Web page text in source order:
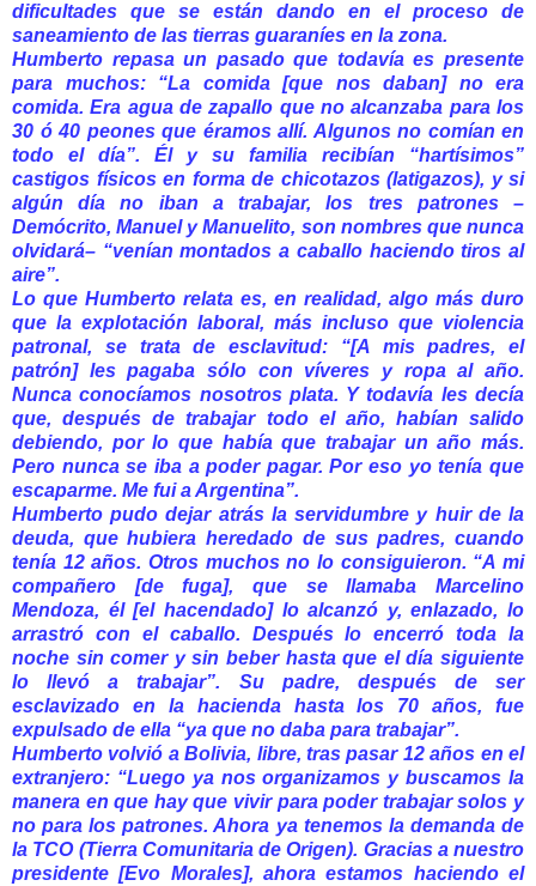
dificultades que se están dando en el proceso de
saneamiento de las tierras guaraníes en la zona.
Humberto repasa un pasado que todavía es presente
para muchos: “La comida [que nos daban] no era
comida. Era agua de zapallo que no alcanzaba para los
30 ó 40 peones que éramos allí. Algunos no comían en
todo el día”. Él y su familia recibían “hartísimos”
castigos físicos en forma de chicotazos (latigazos), y si
algún día no iban a trabajar, los tres patrones –
Demócrito, Manuel y Manuelito, son nombres que nunca
olvidará– “venían montados a caballo haciendo tiros al
aire”.
Lo que Humberto relata es, en realidad, algo más duro
que la explotación laboral, más incluso que violencia
patronal, se trata de esclavitud: “[A mis padres, el
patrón] les pagaba sólo con víveres y ropa al año.
Nunca conocíamos nosotros plata. Y todavía les decía
que, después de trabajar todo el año, habían salido
debiendo, por lo que había que trabajar un año más.
Pero nunca se iba a poder pagar. Por eso yo tenía que
escaparme. Me fui a Argentina”.
Humberto pudo dejar atrás la servidumbre y huir de la
deuda, que hubiera heredado de sus padres, cuando
tenía 12 años. Otros muchos no lo consiguieron. “A mi
compañero [de fuga], que se llamaba Marcelino
Mendoza, él [el hacendado] lo alcanzó y, enlazado, lo
arrastró con el caballo. Después lo encerró toda la
noche sin comer y sin beber hasta que el día siguiente
lo llevó a trabajar”. Su padre, después de ser
esclavizado en la hacienda hasta los 70 años, fue
expulsado de ella “ya que no daba para trabajar”.
Humberto volvió a Bolivia, libre, tras pasar 12 años en el
extranjero: “Luego ya nos organizamos y buscamos la
manera en que hay que vivir para poder trabajar solos y
no para los patrones. Ahora ya tenemos la demanda de
la TCO (Tierra Comunitaria de Origen). Gracias a nuestro
presidente [Evo Morales], ahora estamos haciendo el